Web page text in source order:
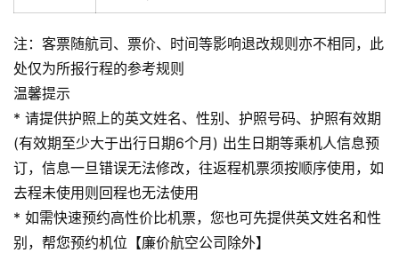
注：客票随航司、票价、时间等影响退改规则亦不相同，此
处仅为所报行程的参考规则
温馨提示
* 请提供护照上的英文姓名、性别、护照号码、护照有效期
(有效期至少大于出行日期6个月) 出生日期等乘机人信息预
订，信息一旦错误无法修改，往返程机票须按顺序使用，如
去程未使用则回程也无法使用
* 如需快速预约高性价比机票，您也可先提供英文姓名和性
别，帮您预约机位【廉价航空公司除外】